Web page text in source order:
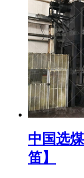
中国选
笛】